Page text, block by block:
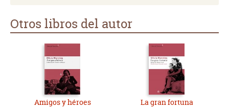
Otros libros del autor
Amigos y héroes La gran fortuna